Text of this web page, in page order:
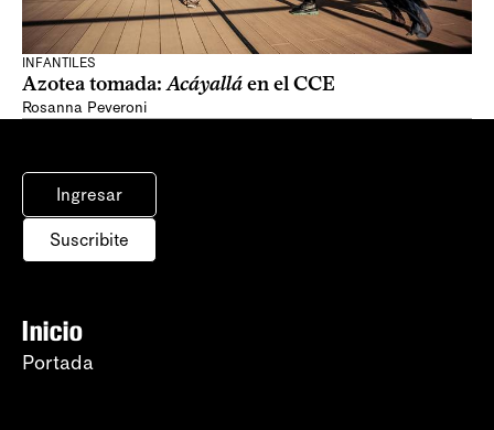
INFANTILES
Azotea tomada:Acáyalláen el CCE
Rosanna Peveroni
Ingresar
Suscribite
Inicio
Portada